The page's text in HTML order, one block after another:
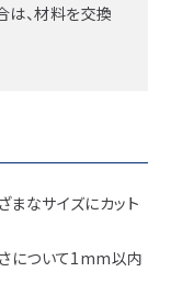
は、材料を交換
なサイズにカット
について1mm以内